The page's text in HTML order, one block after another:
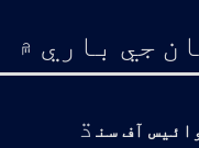
جي باري ۾
آف سن ڌ